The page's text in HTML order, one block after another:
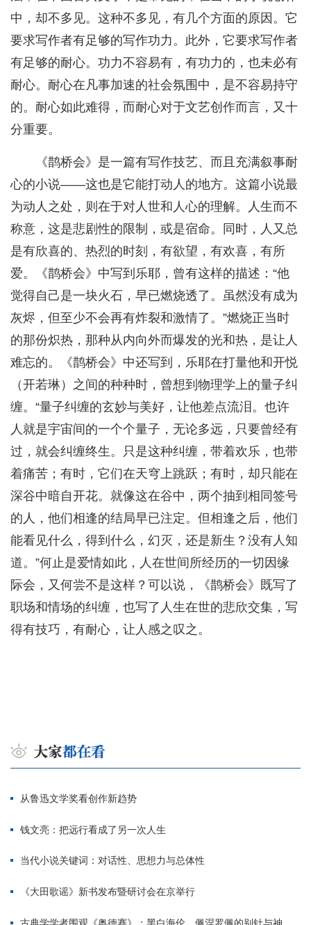
中，却不多见。这种不多见，有几个方面的原因。它
要求写作者有足够的写作功力。此外，它要求写作者
有足够的耐心。功力不容易有，有功力的，也未必有
耐心。耐心在凡事加速的社会氛围中，是不容易持守
的。耐心如此难得，而耐心对于文艺创作而言，又十
分重要。
《鹊桥会》是一篇有写作技艺、而且充满叙事耐
心的小说——这也是它能打动人的地方。这篇小说最
为动人之处，则在于对人世和人心的理解。人生而不
称意，这是悲剧性的限制，或是宿命。同时，人又总
是有欣喜的、热烈的时刻，有欲望，有欢喜，有所
爱。《鹊桥会》中写到乐耶，曾有这样的描述：“他
觉得自己是一块火石，早已燃烧透了。虽然没有成为
灰烬，但至少不会再有炸裂和激情了。”燃烧正当时
的那份炽热，那种从内向外而爆发的光和热，是让人
难忘的。《鹊桥会》中还写到，乐耶在打量他和开悦
（开若琳）之间的种种时，曾想到物理学上的量子纠
缠。“量子纠缠的玄妙与美好，让他差点流泪。也许
人就是宇宙间的一个个量子，无论多远，只要曾经有
过，就会纠缠终生。只是这种纠缠，带着欢乐，也带
着痛苦；有时，它们在天穹上跳跃；有时，却只能在
深谷中暗自开花。就像这在谷中，两个抽到相同签号
的人，他们相逢的结局早已注定。但相逢之后，他们
能看见什么，得到什么，幻灭，还是新生？没有人知
道。”何止是爱情如此，人在世间所经历的一切因缘
际会，又何尝不是这样？可以说，《鹊桥会》既写了
职场和情场的纠缠，也写了人生在世的悲欣交集，写
得有技巧，有耐心，让人感之叹之。
从鲁迅文学奖看创作新趋势
钱文亮：把远行看成了另一次人生
当代小说关键词：对话性、思想力与总体性
《大田歌谣》新书发布暨研讨会在京举行
古典学学者围观《奥德赛》：黑白海伦、佩涅罗佩的别针与神秘入侵者